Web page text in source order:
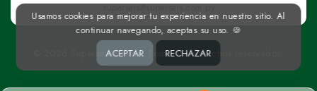
superseis@superseis.com.py
© 2026 Superseis Online. Todos los derechos reservados.
Usamos cookies para mejorar tu experiencia en nuestro sitio. Al
continuar navegando, aceptas su uso. 🍪
ACEPTAR RECHAZAR